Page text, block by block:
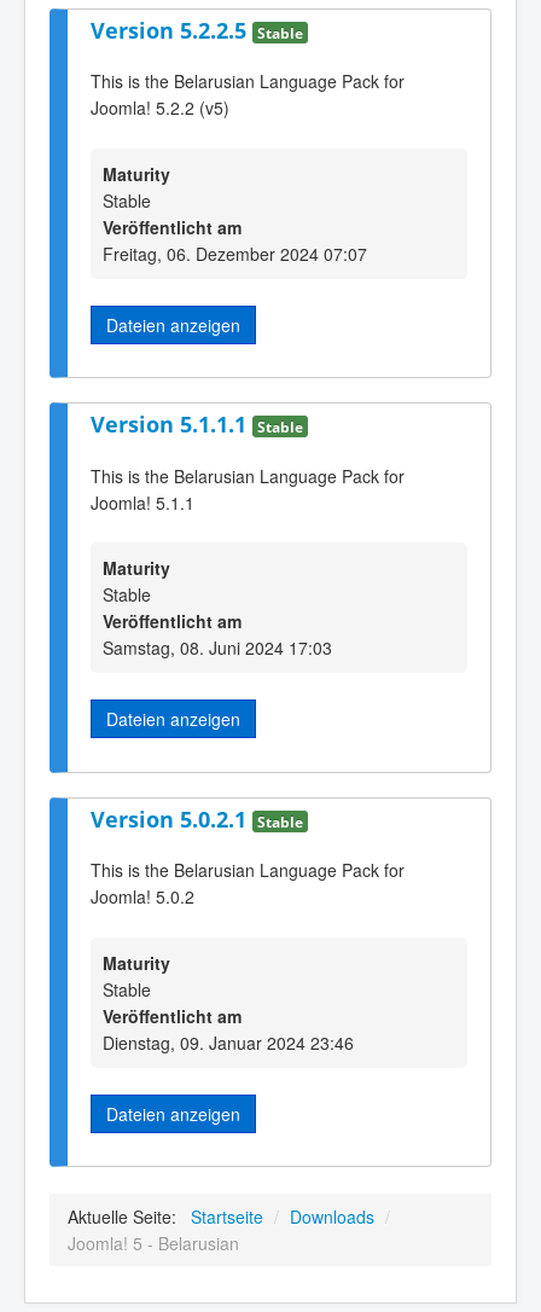
Version 5.2.2.5 Stable
This is the Belarusian Language Pack for
Joomla! 5.2.2 (v5)
Maturity
Stable
Veröffentlicht am
Freitag, 06. Dezember 2024 07:07
Dateien anzeigen
Version 5.1.1.1 Stable
This is the Belarusian Language Pack for
Joomla! 5.1.1
Maturity
Stable
Veröffentlicht am
Samstag, 08. Juni 2024 17:03
Dateien anzeigen
Version 5.0.2.1 Stable
This is the Belarusian Language Pack for
Joomla! 5.0.2
Maturity
Stable
Veröffentlicht am
Dienstag, 09. Januar 2024 23:46
Dateien anzeigen
Aktuelle Seite: Startseite / Downloads /
Joomla! 5 - Belarusian